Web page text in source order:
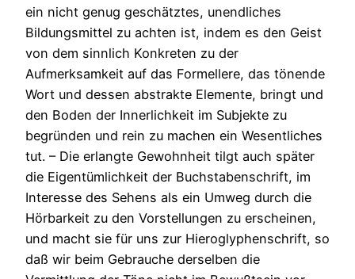
ein nicht genug geschätztes, unendliches
Bildungsmittel zu achten ist, indem es den Geist
von dem sinnlich Konkreten zu der
Aufmerksamkeit auf das Formellere, das tönende
Wort und dessen abstrakte Elemente, bringt und
den Boden der Innerlichkeit im Subjekte zu
begründen und rein zu machen ein Wesentliches
tut. – Die erlangte Gewohnheit tilgt auch später
die Eigentümlichkeit der Buchstabenschrift, im
Interesse des Sehens als ein Umweg durch die
Hörbarkeit zu den Vorstellungen zu erscheinen,
und macht sie für uns zur Hieroglyphenschrift, so
daß wir beim Gebrauche derselben die